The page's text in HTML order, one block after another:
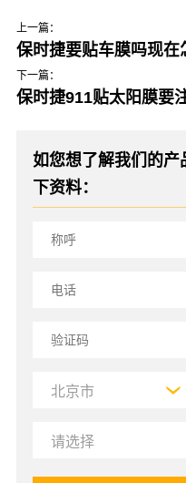
上一篇：
保时捷要贴车膜吗现在
下一篇：
保时捷911贴太阳膜要
如您想了解我们的产
下资料：